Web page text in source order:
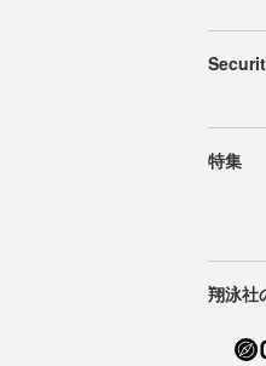
特集
翔泳社